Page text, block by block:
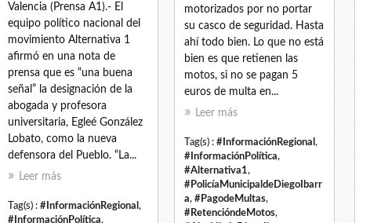
motorizados por no portar
su casco de seguridad. Hasta
ahí todo bien. Lo que no está
bien es que retienen las
motos, si no se pagan 5
euros de multa en...
Leer más
Tag(s) : #InformaciónRegional ,
#InformaciónPolítica,
#Alternativa1,
#PolicíaMunicipaldeDiegoIbarr
a, #PagodeMultas,
#RetencióndeMotos,
Valencia (Prensa A1).- El
equipo político nacional del
movimiento Alternativa 1
afirmó en una nota de
prensa que es “una buena
señal” la designación de la
abogada y profesora
universitaria, Egleé González
Lobato, como la nueva
defensora del Pueblo. “La...
Leer más
Tag(s) : #InformaciónRegional ,
#InformaciónPolítica,